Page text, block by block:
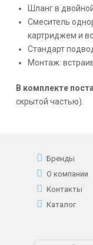
Шланг в
Смеситель
картриджем и
Стандарт
Монтаж:
В комплекте
скрытой частью).
Бренды
О компании
Контакты
Каталог